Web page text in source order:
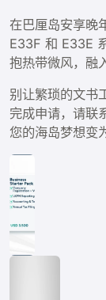
在巴厘岛安享晚
E33F 和 E33E
抱热带微风，融
别让繁琐的文书
完成申请，请联
您的海岛梦想变